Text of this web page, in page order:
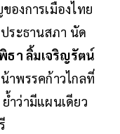
องการเมืองไทย
ระธานสภา นัด
ธา ลิ้มเจริญรัตน์
าพรรคก้าวไกลที่
ำว่ามีแผนเดียว